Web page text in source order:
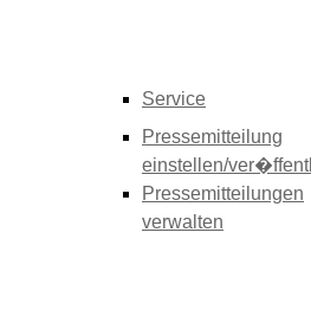
Service
Pressemitteilung
einstellen/
Pressemitteilungen
verwalten